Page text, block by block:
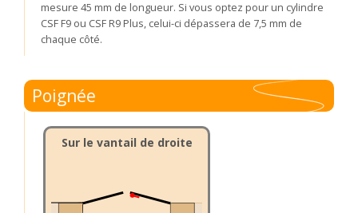
mesure 45 mm de longueur. Si vous optez pour un cylindre
CSF F9 ou CSF R9 Plus, celui-ci dépassera de 7,5 mm de
chaque côté.
Poignée
Sur le vantail de droite